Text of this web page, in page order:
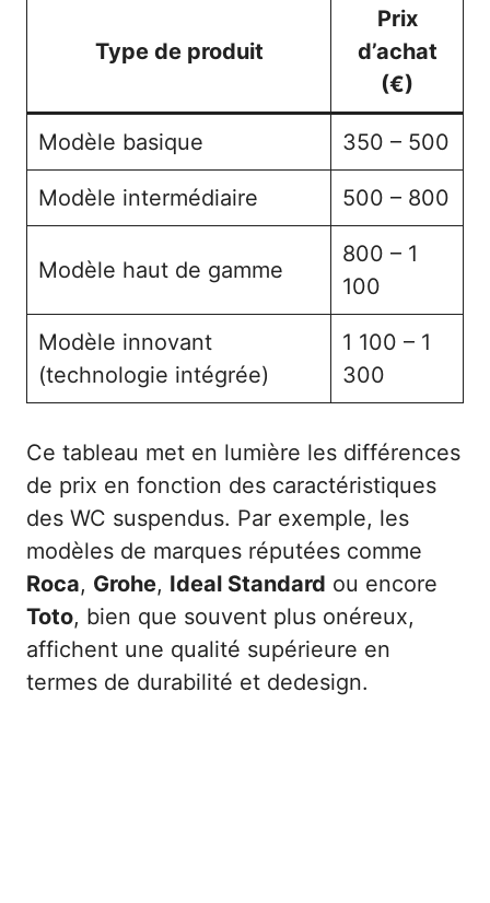
Type de produit
Prix
d’achat
(€)
Modèle basique 350 – 500
Modèle intermédiaire 500 – 800
Modèle haut de gamme
800 – 1
100
Modèle innovant
(technologie intégrée)
1 100 – 1
300
Ce tableau met en lumière les différences
de prix en fonction des caractéristiques
des WC suspendus. Par exemple, les
modèles de marques réputées comme
Roca, Grohe, Ideal Standard ou encore
Toto, bien que souvent plus onéreux,
affichent une qualité supérieure en
termes de durabilité et dedesign.